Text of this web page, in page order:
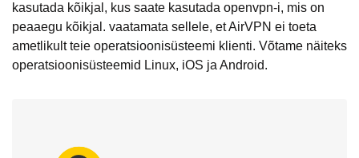
kasutada kõikjal, kus saate kasutada openvpn-i, mis on
peaaegu kõikjal. vaatamata sellele, et AirVPN ei toeta
ametlikult teie operatsioonisüsteemi klienti. Võtame näiteks
operatsioonisüsteemid Linux, iOS ja Android.